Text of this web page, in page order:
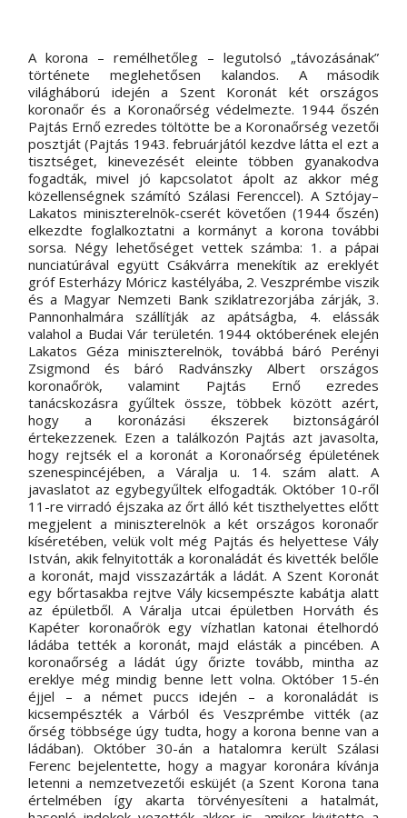
A korona – remélhetőleg – legutolsó „távozásának”
története meglehetősen kalandos. A második
világháború idején a Szent Koronát két országos
koronaőr és a Koronaőrség védelmezte. 1944 őszén
Pajtás Ernő ezredes töltötte be a Koronaőrség vezetői
posztját (Pajtás 1943. februárjától kezdve látta el ezt a
tisztséget, kinevezését eleinte többen gyanakodva
fogadták, mivel jó kapcsolatot ápolt az akkor még
közellenségnek számító Szálasi Ferenccel). A Sztójay–
Lakatos miniszterelnök-cserét követően (1944 őszén)
elkezdte foglalkoztatni a kormányt a korona további
sorsa. Négy lehetőséget vettek számba: 1. a pápai
nunciatúrával együtt Csákvárra menekítik az ereklyét
gróf Esterházy Móricz kastélyába, 2. Veszprémbe viszik
és a Magyar Nemzeti Bank sziklatrezorjába zárják, 3.
Pannonhalmára szállítják az apátságba, 4. elássák
valahol a Budai Vár területén. 1944 októberének elején
Lakatos Géza miniszterelnök, továbbá báró Perényi
Zsigmond és báró Radvánszky Albert országos
koronaőrök, valamint Pajtás Ernő ezredes
tanácskozásra gyűltek össze, többek között azért,
hogy a koronázási ékszerek biztonságáról
értekezzenek. Ezen a találkozón Pajtás azt javasolta,
hogy rejtsék el a koronát a Koronaőrség épületének
szenespincéjében, a Váralja u. 14. szám alatt. A
javaslatot az egybegyűltek elfogadták. Október 10-ről
11-re virradó éjszaka az őrt álló két tiszthelyettes előtt
megjelent a miniszterelnök a két országos koronaőr
kíséretében, velük volt még Pajtás és helyettese Vály
István, akik felnyitották a koronaládát és kivették belőle
a koronát, majd visszazárták a ládát. A Szent Koronát
egy bőrtasakba rejtve Vály kicsempészte kabátja alatt
az épületből. A Váralja utcai épületben Horváth és
Kapéter koronaőrök egy vízhatlan katonai ételhordó
ládába tették a koronát, majd elásták a pincében. A
koronaőrség a ládát úgy őrizte tovább, mintha az
ereklye még mindig benne lett volna. Október 15-én
éjjel – a német puccs idején – a koronaládát is
kicsempészték a Várból és Veszprémbe vitték (az
őrség többsége úgy tudta, hogy a korona benne van a
ládában). Október 30-án a hatalomra került Szálasi
Ferenc bejelentette, hogy a magyar koronára kívánja
letenni a nemzetvezetői esküjét (a Szent Korona tana
értelmében így akarta törvényesíteni a hatalmát,